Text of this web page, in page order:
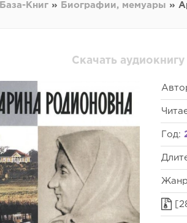
База-Книг » Биографии, мемуары »
Скачать аудиокнигу
Год: